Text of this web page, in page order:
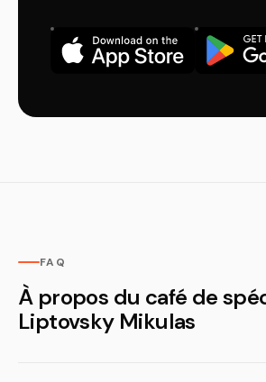
FAQ
À propos du café de
Liptovsky Mikulas